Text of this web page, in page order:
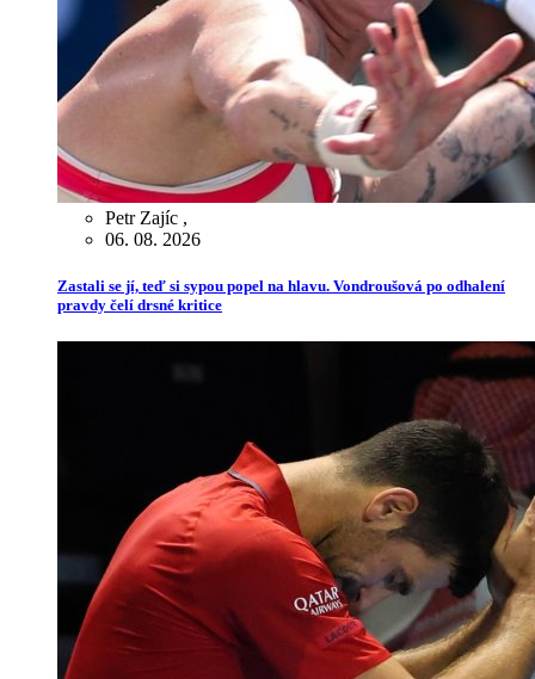
Petr Zajíc ,
06. 08. 2026
Zastali se jí, teď si sypou popel na hlavu. Vondroušová po odhalení
pravdy čelí drsné kritice